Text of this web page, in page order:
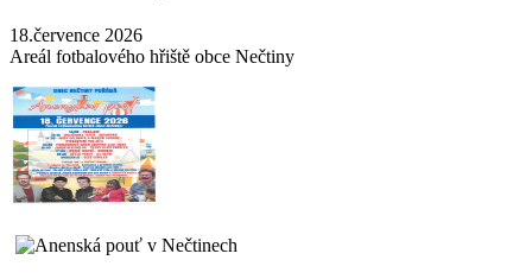
18.července 2026
Areál fotbalového hřiště obce Nečtiny